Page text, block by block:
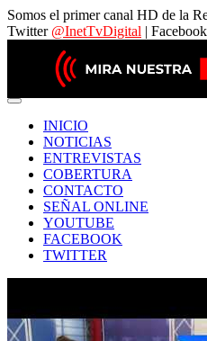
Somos el primer canal HD de la
Twitter @InetTvDigital | Facebook
INICIO
NOTICIAS
ENTREVISTAS
COBERTURA
CONTACTO
SEÑAL ONLINE
YOUTUBE
FACEBOOK
TWITTER